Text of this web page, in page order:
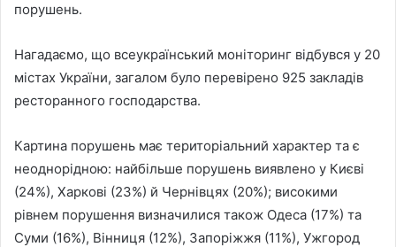
порушень.
Нагадаємо, що всеукраїнський моніторинг відбувся у 20
містах України, загалом було перевірено 925 закладів
ресторанного господарства.
Картина порушень має територіальний характер та є
неоднорідною: найбільше порушень виявлено у Києві
(24%), Харкові (23%) й Чернівцях (20%); високими
рівнем порушення визначилися також Одеса (17%) та
Суми (16%), Вінниця (12%), Запоріжжя (11%), Ужгород